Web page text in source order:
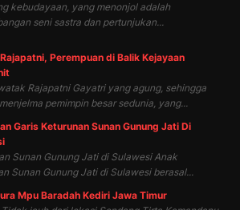
kebudayaan, yang menonjol adalah
seni sastra dan pertunjukan...
Perempuan di Balik Kejayaan
Rajapatni Gayatri yang agung, sehingga
pemimpin besar sedunia, yang...
Garis Keturunan Sunan Gunung Jati Di
Sunan Gunung Jati di Sulawesi Anak
Sunan Gunung Jati di Sulawesi berasal...
Mpu Baradah Kediri Jawa Timur